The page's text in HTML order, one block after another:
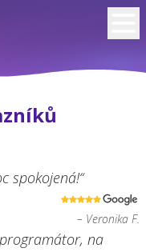
spokojená!“
– Veronika F.
na